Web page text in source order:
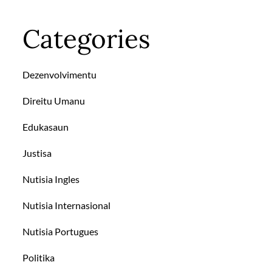
Categories
Dezenvolvimentu
Direitu Umanu
Edukasaun
Justisa
Nutisia Ingles
Nutisia Internasional
Nutisia Portugues
Politika